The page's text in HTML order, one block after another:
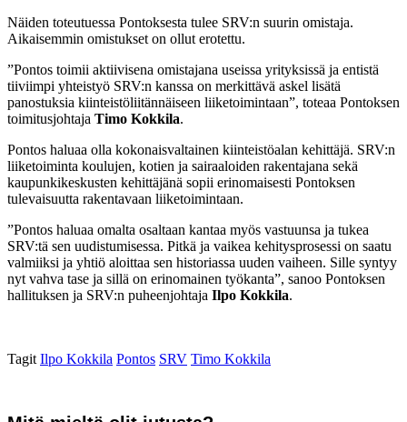
Näiden toteutuessa Pontoksesta tulee SRV:n suurin omistaja.
Aikaisemmin omistukset on ollut erotettu.
”Pontos toimii aktiivisena omistajana useissa yrityksissä ja entistä
tiiviimpi yhteistyö SRV:n kanssa on merkittävä askel lisätä
panostuksia kiinteistöliitännäiseen liiketoimintaan”, toteaa Pontoksen
toimitusjohtaja Timo Kokkila.
Pontos haluaa olla kokonaisvaltainen kiinteistöalan kehittäjä. SRV:n
liiketoiminta koulujen, kotien ja sairaaloiden rakentajana sekä
kaupunkikeskusten kehittäjänä sopii erinomaisesti Pontoksen
tulevaisuutta rakentavaan liiketoimintaan.
”Pontos haluaa omalta osaltaan kantaa myös vastuunsa ja tukea
SRV:tä sen uudistumisessa. Pitkä ja vaikea kehitysprosessi on saatu
valmiiksi ja yhtiö aloittaa sen historiassa uuden vaiheen. Sille syntyy
nyt vahva tase ja sillä on erinomainen työkanta”, sanoo Pontoksen
hallituksen ja SRV:n puheenjohtaja Ilpo Kokkila.
Tagit Ilpo Kokkila Pontos SRV Timo Kokkila